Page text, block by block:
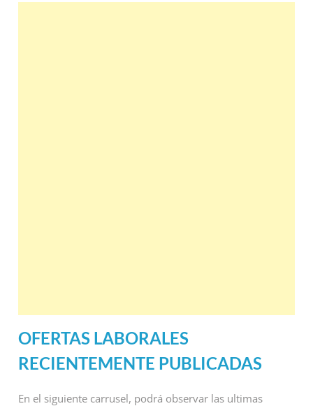
OFERTAS LABORALES
RECIENTEMENTE PUBLICADAS
En el siguiente carrusel, podrá observar las ultimas